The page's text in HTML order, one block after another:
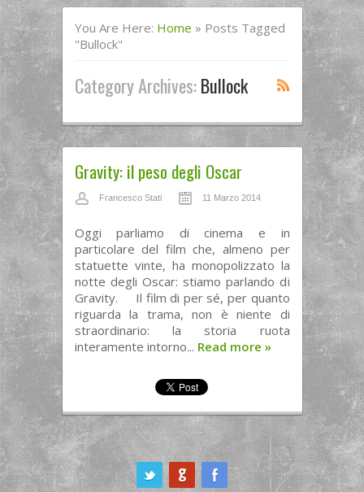
You Are Here: Home » Posts Tagged
"bullock"
Category Archives:Bullock
Gravity: il peso degli Oscar
Francesco Stati 11 Marzo 2014
Oggi parliamo di cinema e in
particolare del film che, almeno per
statuette vinte, ha monopolizzato la
notte degli Oscar: stiamo parlando di
Gravity. Il film di per sé, per quanto
riguarda la trama, non è niente di
straordinario: la storia ruota
interamente intorno... Read more »